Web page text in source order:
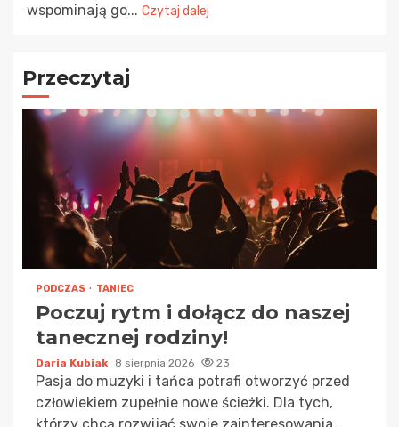
wspominają go... Czytaj dalej
Przeczytaj
PODCZAS TANIEC
Poczuj rytm i dołącz do naszej
tanecznej rodziny!
Daria Kubiak 8 sierpnia 2026 23
Pasja do muzyki i tańca potrafi otworzyć przed
człowiekiem zupełnie nowe ścieżki. Dla tych,